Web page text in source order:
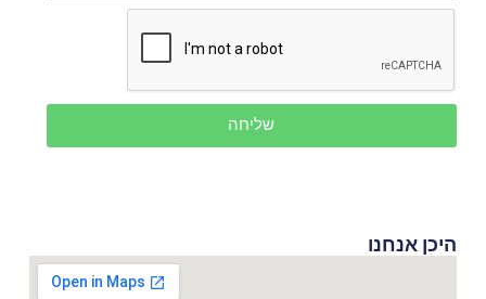
שליחה
היכן אנחנו